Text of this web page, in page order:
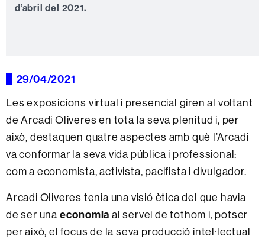
d’abril del 2021.
29/04/2021
Les exposicions virtual i presencial giren al voltant
de Arcadi Oliveres en tota la seva plenitud i, per
això, destaquen quatre aspectes amb què l’Arcadi
va conformar la seva vida pública i professional:
com a economista, activista, pacifista i divulgador.
Arcadi Oliveres tenia una visió ètica del que havia
de ser una economiaal servei de tothom i, potser
per això, el focus de la seva producció intel·lectual